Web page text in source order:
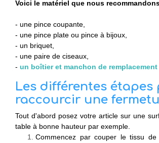
Voici le matériel que nous
- une pince coupante,
- une pince plate ou pince à bijoux,
- un briquet,
- une paire de ciseaux,
- un boîtier et manchon de remplacement
Les différentes étapes
raccourcir une
Tout d'abord posez votre article sur une
table à bonne hauteur par exemple.
Commencez par couper le tissu